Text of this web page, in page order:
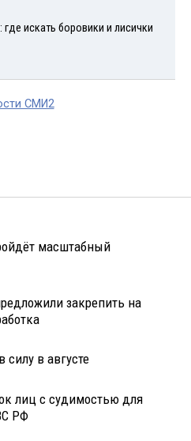
где искать боровики и лисички
СМИ2
масштабный
закрепить на
в августе
лиц с судимостью для
РФ